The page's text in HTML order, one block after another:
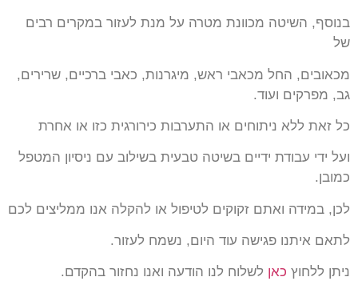
בנוסף, השיטה מכוונת מטרה על מנת לעזור במקרים רבים
של
מכאובים, החל מכאבי ראש, מיגרנות, כאבי ברכיים, שרירים,
גב, מפרקים ועוד.
כל זאת ללא ניתוחים או התערבות כירורגית כזו או אחרת
ועל ידי עבודת ידיים בשיטה טבעית בשילוב עם ניסיון המטפל
כמובן.
לכן, במידה ואתם זקוקים לטיפול או להקלה אנו ממליצים לכם
לתאם איתנו פגישה עוד היום, נשמח לעזור.
ניתן ללחוץ כאן לשלוח לנו הודעה ואנו נחזור בהקדם.